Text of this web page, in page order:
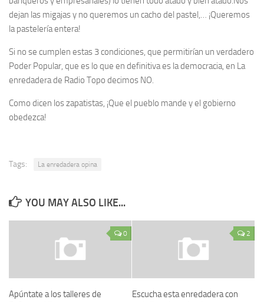
dejan las migajas y no queremos un cacho del pastel,… ¡Queremos
la pastelería entera!
Si no se cumplen estas 3 condiciones, que permitirían un verdadero
Poder Popular, que es lo que en definitiva es la democracia, en La
enredadera de Radio Topo decimos NO.
Como dicen los zapatistas, ¡Que el pueblo mande y el gobierno
obedezca!
Tags: La enredadera opina
YOU MAY ALSO LIKE...
0
Apúntate a los talleres de
2
Escucha esta enredadera con